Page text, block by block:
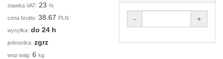
stawka VAT: 23 %
cena brutto: 38.67 PLN
wysyłka: do 24 h
jednostka: zgrz
wsp wag: 6 kg
- +